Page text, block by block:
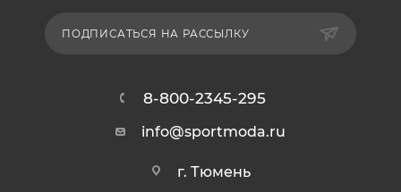
ПОДПИСАТЬСЯ НА РАССЫЛКУ
8-800-2345-295
info@sportmoda.ru
г. Тюмень